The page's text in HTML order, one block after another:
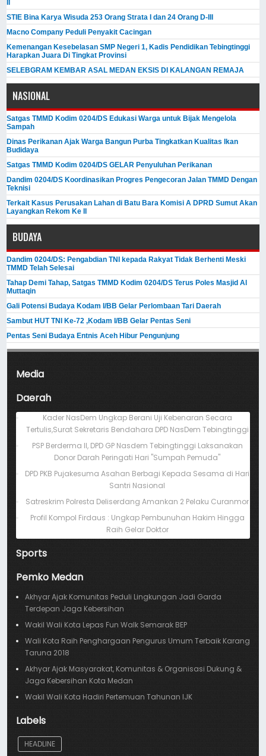
STIE Bina Karya Wisuda 253 Orang Strata I dan 24 Orang D-III
Macno Company Peduli Penyakit Cacingan
Kemenangan Kesebelasan SMP Negeri 1, Kadis Pendidikan Tebingtinggi
Harapkan Juara Di Tingkat Provinsi
SELEBGRAM KEMBAR ASAL MEDAN EKSIS DI KALANGAN REMAJA
NASIONAL
Satgas TMMD Kodim 0204/DS Edukasi Warga untuk Bijak Mengelola
Sampah
Dinas Perikanan Ajak Warga Bangun Purba Tingkatkan Kualitas Ikan
Budidaya
Satgas TMMD Kodim 0204/DS GELAR Penyuluhan Perikanan
Dandim 0204/DS Koordinasikan Progres Pengecoran Jalan TMMD Dengan
Teknisi
Terkait Kasus Perusakan Lahan di Batu Bara Komisi A DPRD Sumut Akan
Layangkan Rekom Ke II
BUDAYA
Dandim 0204/DS: Pengabdian TNI kepada Rakyat Tidak Berhenti Meski ​
TMMD Telah Selesai
Tahap Demi Tahap, Satgas TMMD Kodim 0204/DS Terus Poles Masjid Al
Muttaqin
Gali Potensi Budaya Kodam I/BB Gelar Perlombaan Tari Daerah
Sambut HUT TNI Ke-72 ,Kodam I/BB Gelar Pentas Seni
Pentas Seni Budaya Entnis Aceh Hibur Pengunjung
Media
Daerah
Kader NasDem Ungkap Berani Uji Kebenaran Secara
Tertulis,Surat Sekretaris Bendahara DPD NasDem Tebingtinggi
PSP Berderma II, DPD GP Nasdem Tebingtinggi Laksanakan
Donor Darah Peringati Hari "Sumpah Pemuda"
DPD PKB Pujakesuma Asahan Berbagi Kepada Sesama di Hari
Santri Nasional
Satreskrim Polresta Deliserdang Amankan 2 Pelaku Curanmor
Profil Kompol Firdaus : Ungkap Pembunuhan Hakim Hingga
Raih Gelar Doktor
Sports
Pemko Medan
Akhyar Ajak Komunitas Peduli Lingkungan Jadi Garda
Terdepan Jaga Kebersihan
Wakil Wali Kota Lepas Fun Walk Semarak BEP
Wali Kota Raih Penghargaan Pengurus Umum Terbaik Karang
Taruna 2018
Akhyar Ajak Masyarakat, Komunitas & Organisasi Dukung &
Jaga Kebersihan Kota Medan
Wakil Wali Kota Hadiri Pertemuan Tahunan IJK
Labels
HEADLINE